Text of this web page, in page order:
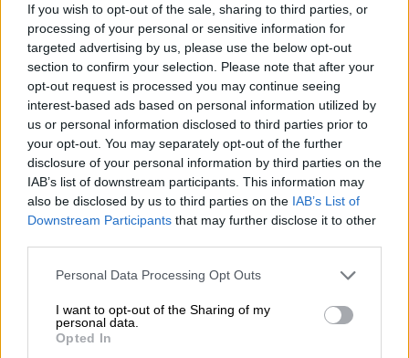
If you wish to opt-out of the sale, sharing to third parties, or
processing of your personal or sensitive information for
targeted advertising by us, please use the below opt-out
section to confirm your selection. Please note that after your
opt-out request is processed you may continue seeing
interest-based ads based on personal information utilized by
us or personal information disclosed to third parties prior to
your opt-out. You may separately opt-out of the further
disclosure of your personal information by third parties on the
IAB’s list of downstream participants. This information may
also be disclosed by us to third parties on the IAB’s List of
Downstream Participants that may further disclose it to other
Please note that this website/app uses one or more Google
not limited to your visit or usage behaviour. You may click to
grant or deny consent to Google and its third-party tags to
use your data for below specified purposes in below Google
Personal Data Processing Opt Outs
I want to opt-out of the Sharing of my
personal data.
Opted In
από αυτά τα διονυσιακά στοιχεία, όπου στο
κέντρο είναι ο άνθρωπος και οι διαχρονικές
αξίες που τον διέπουν.
Ποιο είναι το «ιερό» στοιχείο που φέρει η
μουσική σας;
Πολύ ιδιαίτερη ερώτηση. Η μουσική ως
τέχνη διαχωρίζεται απ' όλες τις υπόλοιπες,
γιατί έχει ένα μοναδικό χαρακτηριστικό σε
Κάθε ρυθμός και κάθε μελωδία που γεννιέται
ενστικτωδώς φέρει κάτι «ιερό». Γιατί
μπορεί η συμπεριφορά του ήχου να